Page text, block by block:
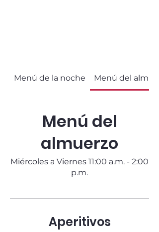
Menú de la noche Menú del
Menú del
almuerzo
Miércoles a Viernes 11:00 a.m. - 2:00
p.m.
Aperitivos